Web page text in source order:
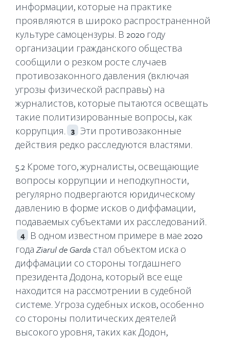
информации, которые на практике
проявляются в широко распространенной
культуре самоцензуры. В 2020 году
организации гражданского общества
сообщили о резком росте случаев
противозаконного давления (включая
угрозы физической расправы) на
журналистов, которые пытаются освещать
такие политизированные вопросы, как
коррупция. 3 Эти противозаконные
действия редко расследуются властями.
5.2 Кроме того, журналисты, освещающие
вопросы коррупции и неподкупности,
регулярно подвергаются юридическому
давлению в форме исков о диффамации,
подаваемых субъектами их расследований.
4 В одном известном примере в мае 2020
годаZiarulde Garda стал объектом иска о
диффамации со стороны тогдашнего
президента Додона, который все еще
находится на рассмотрении в судебной
системе. Угроза судебных исков, особенно
со стороны политических деятелей
высокого уровня, таких как Додон,